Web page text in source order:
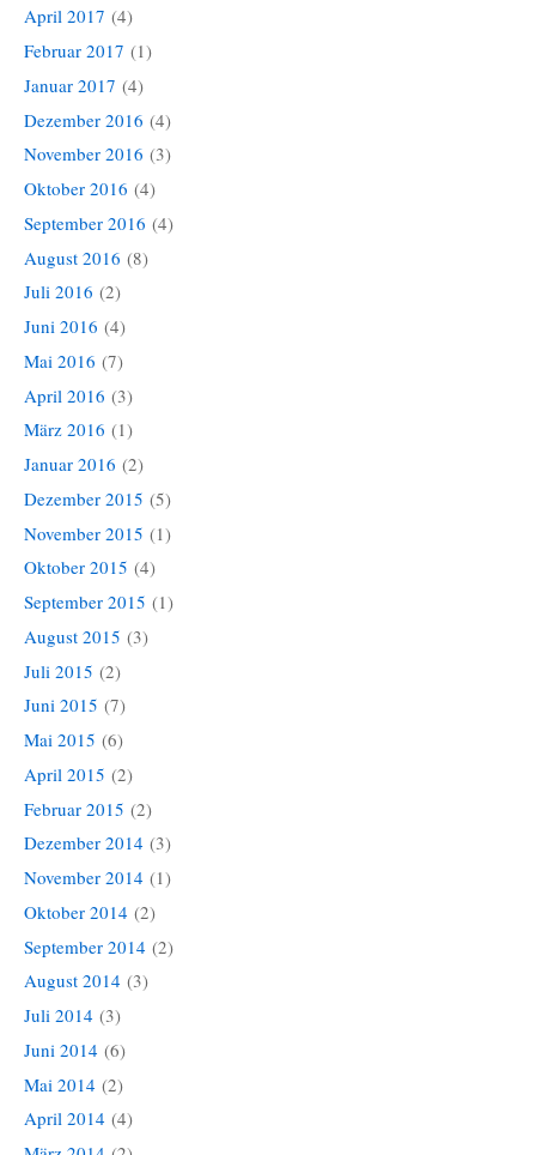
April 2017 (4)
Februar 2017 (1)
Januar 2017 (4)
Dezember 2016 (4)
November 2016 (3)
Oktober 2016 (4)
September 2016 (4)
August 2016 (8)
Juli 2016 (2)
Juni 2016 (4)
Mai 2016 (7)
April 2016 (3)
März 2016 (1)
Januar 2016 (2)
Dezember 2015 (5)
November 2015 (1)
Oktober 2015 (4)
September 2015 (1)
August 2015 (3)
Juli 2015 (2)
Juni 2015 (7)
Mai 2015 (6)
April 2015 (2)
Februar 2015 (2)
Dezember 2014 (3)
November 2014 (1)
Oktober 2014 (2)
September 2014 (2)
August 2014 (3)
Juli 2014 (3)
Juni 2014 (6)
Mai 2014 (2)
April 2014 (4)